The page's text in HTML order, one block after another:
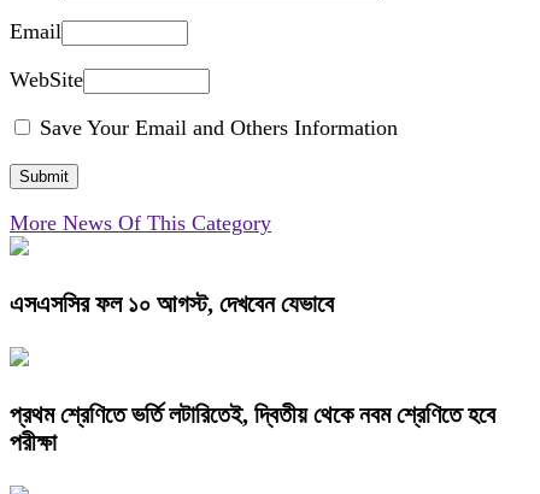
Email
WebSite
Save Your Email and Others Information
More News Of This Category
এসএসসির ফল ১০ আগস্ট, দেখবেন যেভাবে
প্রথম শ্রেণিতে ভর্তি লটারিতেই, দ্বিতীয় থেকে নবম শ্রেণিতে হবে
পরীক্ষা